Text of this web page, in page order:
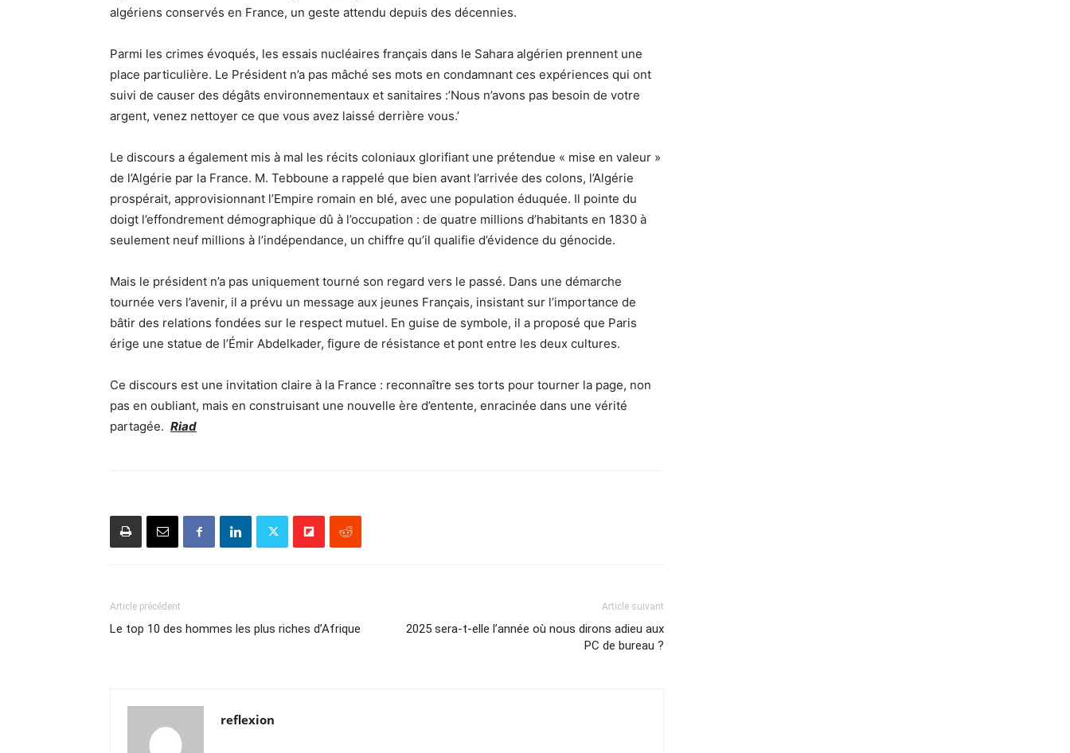
algériens conservés en France, un geste attendu depuis des décennies.
Parmi les crimes évoqués, les essais nucléaires français dans le Sahara algérien prennent une
place particulière. Le Président n’a pas mâché ses mots en condamnant ces expériences qui ont
suivi de causer des dégâts environnementaux et sanitaires :’Nous n’avons pas besoin de votre
argent, venez nettoyer ce que vous avez laissé derrière vous.’
Le discours a également mis à mal les récits coloniaux glorifiant une prétendue « mise en valeur »
de l’Algérie par la France. M. Tebboune a rappelé que bien avant l’arrivée des colons, l’Algérie
prospérait, approvisionnant l’Empire romain en blé, avec une population éduquée. Il pointe du
doigt l’effondrement démographique dû à l’occupation : de quatre millions d’habitants en 1830 à
seulement neuf millions à l’indépendance, un chiffre qu’il qualifie d’évidence du génocide.
Mais le président n’a pas uniquement tourné son regard vers le passé. Dans une démarche
tournée vers l’avenir, il a prévu un message aux jeunes Français, insistant sur l’importance de
bâtir des relations fondées sur le respect mutuel. En guise de symbole, il a proposé que Paris
érige une statue de l’Émir Abdelkader, figure de résistance et pont entre les deux cultures.
Ce discours est une invitation claire à la France : reconnaître ses torts pour tourner la page, non
pas en oubliant, mais en construisant une nouvelle ère d’entente, enracinée dans une vérité
partagée. Riad
Article précédent
Le top 10 des hommes les plus riches d’Afrique
Article suivant
2025 sera-t-elle l’année où nous dirons adieu aux
PC de bureau ?
reflexion